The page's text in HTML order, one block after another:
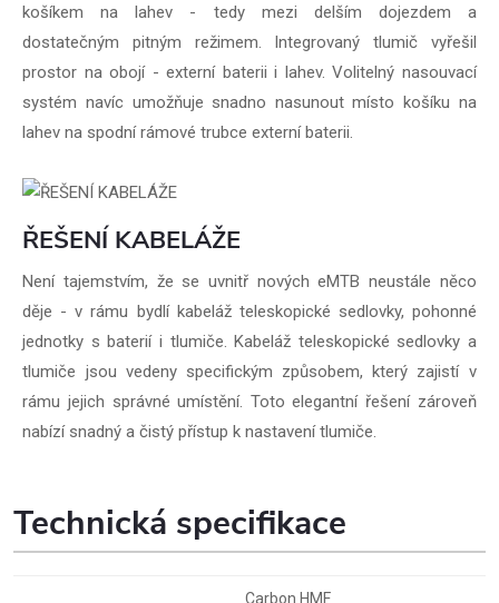
košíkem na lahev - tedy mezi delším dojezdem a
dostatečným pitným režimem. Integrovaný tlumič vyřešil
prostor na obojí - externí baterii i lahev. Volitelný nasouvací
systém navíc umožňuje snadno nasunout místo košíku na
lahev na spodní rámové trubce externí baterii.
ŘEŠENÍ KABELÁŽE
Není tajemstvím, že se uvnitř nových eMTB neustále něco
děje - v rámu bydlí kabeláž teleskopické sedlovky, pohonné
jednotky s baterií i tlumiče. Kabeláž teleskopické sedlovky a
tlumiče jsou vedeny specifickým způsobem, který zajistí v
rámu jejich správné umístění. Toto elegantní řešení zároveň
nabízí snadný a čistý přístup k nastavení tlumiče.
Technická specifikace
Carbon HMF